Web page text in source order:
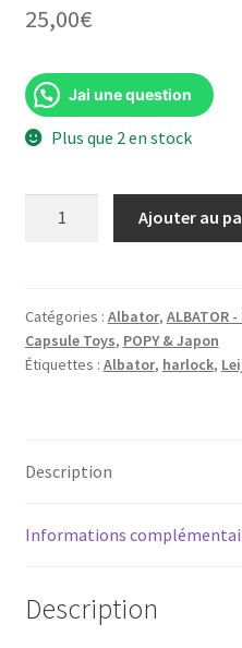
25,00€
Jai une question
Plus que 2 en stock
Saga
#2
-
Ajouter au
Catégories : Albator, ALBATOR
Capsule Toys, POPY & Japon
Étiquettes : Albator, harlock,
Description
Informations
Description